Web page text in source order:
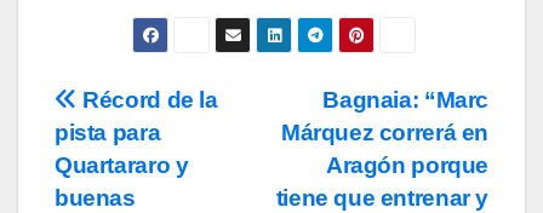
Navegación
de
entradas
Bagnaia: “Marc
Márquez correrá en
Aragón porque
tiene que entrenar y
Récord de la
pista para
Quartararo y
buenas